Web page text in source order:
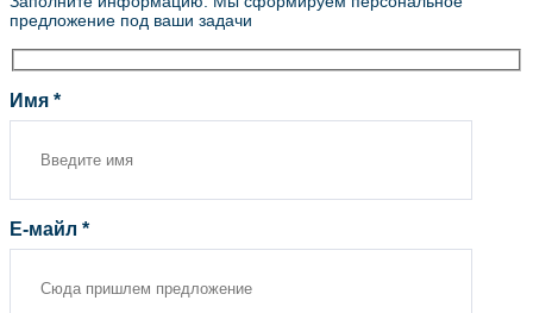
предложение под ваши задачи
Имя *
Е-майл *